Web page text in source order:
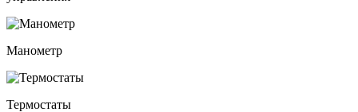
Манометр
Термостаты